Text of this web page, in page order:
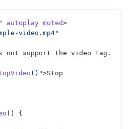
autoplay muted>
video.mp4"
not support the video tag.
()">Stop
() {